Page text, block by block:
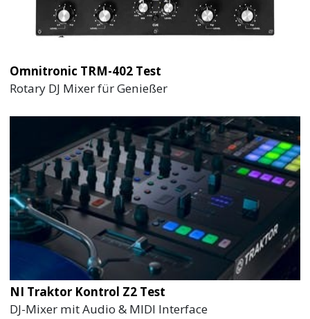
Omnitronic TRM-402 Test
Rotary DJ Mixer für Genießer
NI Traktor Kontrol Z2 Test
DJ-Mixer mit Audio & MIDI Interface